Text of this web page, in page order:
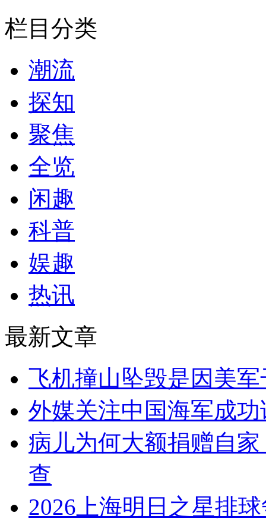
栏目分类
潮流
探知
聚焦
全览
闲趣
科普
娱趣
热讯
最新文章
飞机撞山坠毁是因美
外媒关注中国海军成
病儿为何大额捐赠自
查
2026上海明日之星排